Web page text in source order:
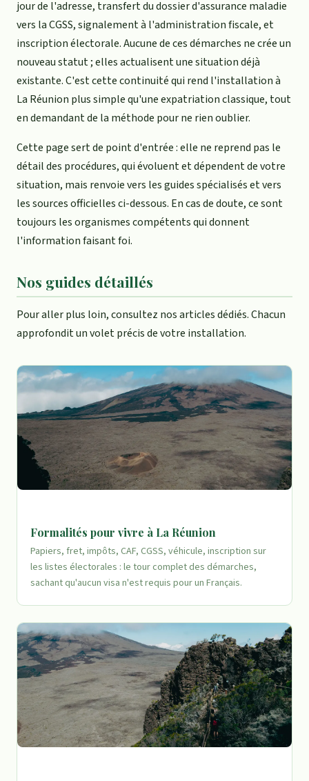
jour de l'adresse, transfert du dossier d'assurance maladie
vers la CGSS, signalement à l'administration fiscale, et
inscription électorale. Aucune de ces démarches ne crée un
nouveau statut ; elles actualisent une situation déjà
existante. C'est cette continuité qui rend l'installation à
La Réunion plus simple qu'une expatriation classique, tout
en demandant de la méthode pour ne rien oublier.
Cette page sert de point d'entrée : elle ne reprend pas le
détail des procédures, qui évoluent et dépendent de votre
situation, mais renvoie vers les guides spécialisés et vers
les sources officielles ci-dessous. En cas de doute, ce sont
toujours les organismes compétents qui donnent
l'information faisant foi.
Nos guides détaillés
Pour aller plus loin, consultez nos articles dédiés. Chacun
approfondit un volet précis de votre installation.
Formalités pour vivre à La Réunion
Papiers, fret, impôts, CAF, CGSS, véhicule, inscription sur
les listes électorales : le tour complet des démarches,
sachant qu'aucun visa n'est requis pour un Français.